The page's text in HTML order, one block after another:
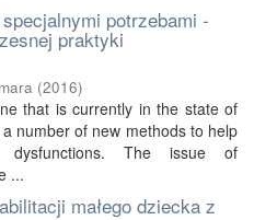
potrzebami -
praktyki
(2016)
that is currently in the state of
number of new methods to help
dysfunctions. The issue of
...
małego dziecka z